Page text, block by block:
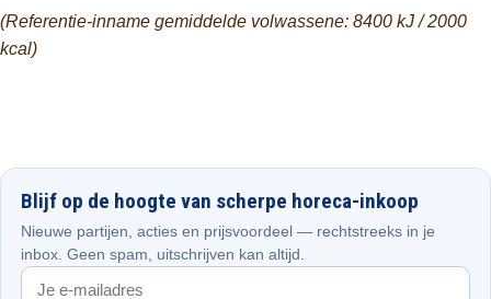
(Referentie-inname gemiddelde volwassene: 8400 kJ / 2000
kcal)
Blijf op de hoogte van scherpe horeca-inkoop
Nieuwe partijen, acties en prijsvoordeel — rechtstreeks in je
inbox. Geen spam, uitschrijven kan altijd.